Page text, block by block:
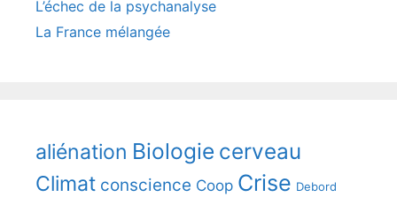
L’échec de la psychanalyse
La France mélangée
aliénation Biologie cerveau
Climat conscience Coop Crise Debord